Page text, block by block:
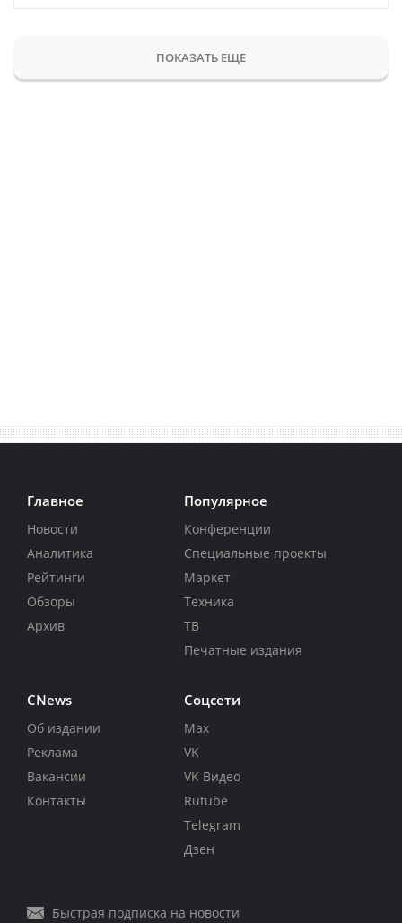
ПОКАЗАТЬ ЕЩЕ
Главное
Новости
Аналитика
Рейтинги
Обзоры
Архив
Популярное
Конференции
Специальные проекты
Маркет
Техника
ТВ
Печатные издания
CNews
Об издании
Реклама
Вакансии
Контакты
Соцсети
Max
VK
VK Видео
Rutube
Telegram
Дзен
Быстрая подписка на новости